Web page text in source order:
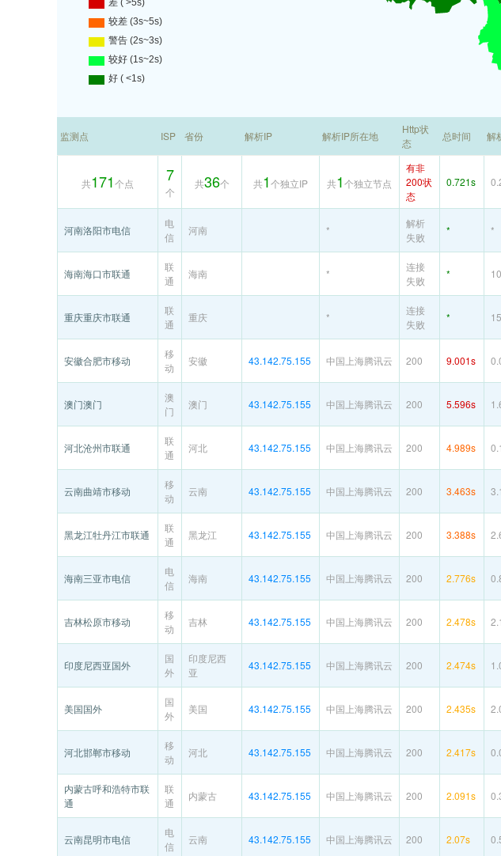
监测点 ISP 省份 解析IP 解析IP所在地
Http状
态
总时间 解
共171个点 7
个
共36个 共1个独立IP 共1个独立节点
有非
200状
态
0.721s
河南洛阳市电信
电
信
河南 *
解析
失败
* *
海南海口市联通
联
通
海南 *
连接
失败
*
重庆重庆市联通
联
通
重庆 *
连接
失败
*
安徽合肥市移动
移
动
安徽 43.142.75.155 中国上海腾讯云 200 9.001s
澳门澳门
澳
门
澳门 43.142.75.155 中国上海腾讯云 200 5.596s
河北沧州市联通
联
通
河北 43.142.75.155 中国上海腾讯云 200 4.989s
云南曲靖市移动
移
动
云南 43.142.75.155 中国上海腾讯云 200 3.463s
黑龙江牡丹江市联通
联
通
黑龙江 43.142.75.155 中国上海腾讯云 200 3.388s
海南三亚市电信
电
信
海南 43.142.75.155 中国上海腾讯云 200 2.776s
吉林松原市移动
移
动
吉林 43.142.75.155 中国上海腾讯云 200 2.478s
印度尼西亚国外
国
外
印度尼西
亚
43.142.75.155 中国上海腾讯云 200 2.474s
美国国外
国
外
美国 43.142.75.155 中国上海腾讯云 200 2.435s
河北邯郸市移动
移
动
河北 43.142.75.155 中国上海腾讯云 200 2.417s
内蒙古呼和浩特市联
通
联
通
内蒙古 43.142.75.155 中国上海腾讯云 200 2.091s
云南昆明市电信
电
信
云南 43.142.75.155 中国上海腾讯云 200 2.07s